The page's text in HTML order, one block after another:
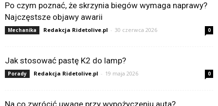
Po czym poznać, że skrzynia biegów wymaga naprawy?
Najczęstsze objawy awarii
Mechanika Redakcja Ridetolive.pl - 30 czerwca 2026 0
Jak stosować pastę K2 do lamp?
Porady Redakcja Ridetolive.pl - 19 maja 2026 0
Na co zwrócić uwagę przy wypożyczeniu auta?